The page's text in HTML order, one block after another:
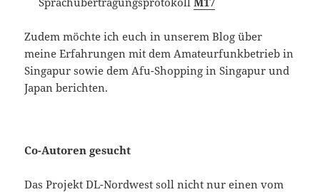
Zudem möchte ich euch in unserem Blog über
meine Erfahrungen mit dem Amateurfunkbetrieb in
Singapur sowie dem Afu-Shopping in Singapur und
Japan berichten.
Co-Autoren gesucht
Das Projekt DL-Nordwest soll nicht nur einen vom